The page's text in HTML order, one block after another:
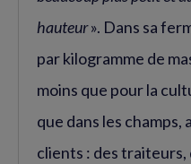
hauteur». Dans sa
par kilogramme de
moins que pour la
que dans les
clients : des traiteurs,